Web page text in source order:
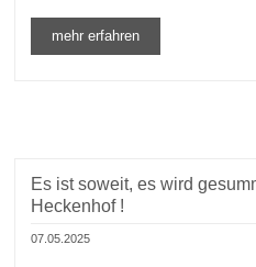
mehr erfahren
Es ist soweit, es wird
Heckenhof !
07.05.2025